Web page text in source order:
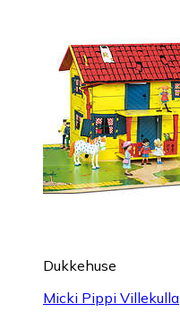
Dukkehuse
Micki Pippi Villekulla